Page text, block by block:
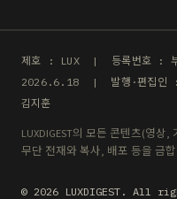
제호 : LUX | 등록번호 :
2026.6.18 | 발행·편집인
김지훈
LUXDIGEST의 모든 콘텐츠(영
무단 전재와 복사, 배포 등을 금
© 2026 LUXDIGEST. All